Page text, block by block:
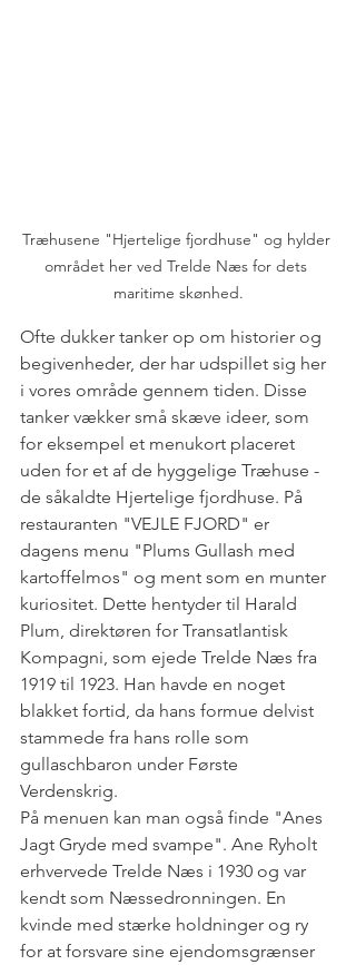
Træhusene "Hjertelige fjordhuse" og hylder
området her ved Trelde Næs for dets
maritime skønhed.
Ofte dukker tanker op om historier og
begivenheder, der har udspillet sig her
i vores område gennem tiden. Disse
tanker vækker små skæve ideer, som
for eksempel et menukort placeret
uden for et af de hyggelige Træhuse -
de såkaldte Hjertelige fjordhuse. På
restauranten "VEJLE FJORD" er
dagens menu "Plums Gullash med
kartoffelmos" og ment som en munter
kuriositet. Dette hentyder til Harald
Plum, direktøren for Transatlantisk
Kompagni, som ejede Trelde Næs fra
1919 til 1923. Han havde en noget
blakket fortid, da hans formue delvist
stammede fra hans rolle som
gullaschbaron under Første
Verdenskrig.
På menuen kan man også finde "Anes
Jagt Gryde med svampe". Ane Ryholt
erhvervede Trelde Næs i 1930 og var
kendt som Næssedronningen. En
kvinde med stærke holdninger og ry
for at forsvare sine ejendomsgrænser